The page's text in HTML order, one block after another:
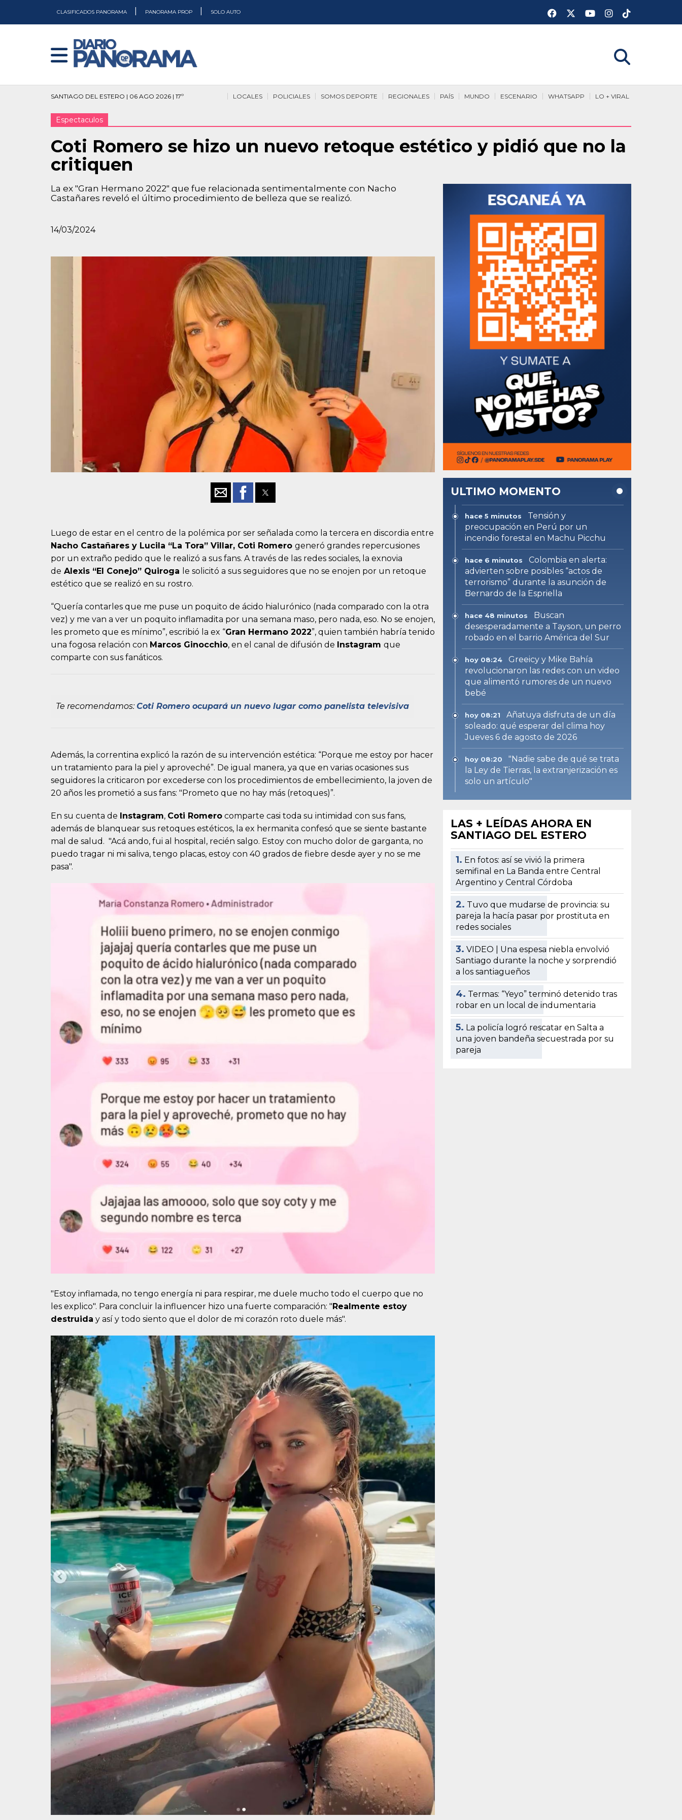
CLASIFICADOS PANORAMA PANORAMA PROP SOLO AUTO
SANTIAGO DEL ESTERO | 06 AGO 2026 | 17º LO + VIRAL
WHATSAPP
ESCENARIO
MUNDO
PAÍS
REGIONALES
SOMOS DEPORTE
POLICIALES
LOCALES
Espectaculos
Coti Romero se hizo un nuevo retoque estético y pidió que no la
critiquen
La ex "Gran Hermano 2022" que fue relacionada sentimentalmente con Nacho
Castañares reveló el último procedimiento de belleza que se realizó.
14/03/2024
Luego de estar en el centro de la polémica por ser señalada como la tercera en discordia entre
Nacho Castañares y Lucila “La Tora” Villar, Coti Romero generó grandes repercusiones
por un extraño pedido que le realizó a sus fans. A través de las redes sociales, la exnovia
de Alexis “El Conejo” Quiroga le solicitó a sus seguidores que no se enojen por un retoque
estético que se realizó en su rostro.
“Quería contarles que me puse un poquito de ácido hialurónico (nada comparado con la otra
vez) y me van a ver un poquito inflamadita por una semana maso, pero nada, eso. No se enojen,
les prometo que es mínimo”, escribió la ex “Gran Hermano 2022”, quien también habría tenido
una fogosa relación con Marcos Ginocchio, en el canal de difusión de Instagram que
comparte con sus fanáticos.
Te recomendamos:Coti Romero ocupará un nuevo lugar como panelista televisiva
Además, la correntina explicó la razón de su intervención estética: “Porque me estoy por hacer
un tratamiento para la piel y aproveché”. De igual manera, ya que en varias ocasiones sus
seguidores la criticaron por excederse con los procedimientos de embellecimiento, la joven de
20 años les prometió a sus fans: "Prometo que no hay más (retoques)”.
En su cuenta de Instagram, Coti Romero comparte casi toda su intimidad con sus fans,
además de blanquear sus retoques estéticos, la ex hermanita confesó que se siente bastante
mal de salud. "Acá ando, fui al hospital, recién salgo. Estoy con mucho dolor de garganta, no
puedo tragar ni mi saliva, tengo placas, estoy con 40 grados de fiebre desde ayer y no se me
pasa".
"Estoy inflamada, no tengo energía ni para respirar, me duele mucho todo el cuerpo que no
les explico". Para concluir la influencer hizo una fuerte comparación: "Realmente estoy
destruida y así y todo siento que el dolor de mi corazón roto duele más".
ULTIMO MOMENTO
hace 5 minutos
Tensión y
preocupación en Perú por un
incendio forestal en Machu Picchu
hace 6 minutos
Colombia en alerta:
advierten sobre posibles “actos de
terrorismo” durante la asunción de
Bernardo de la Espriella
hace 48 minutos
Buscan
desesperadamente a Tayson, un perro
robado en el barrio América del Sur
hoy 08:24
Greeicy y Mike Bahía
revolucionaron las redes con un video
que alimentó rumores de un nuevo
bebé
hoy 08:21
Añatuya disfruta de un día
soleado: qué esperar del clima hoy
Jueves 6 de agosto de 2026
hoy 08:20
"Nadie sabe de qué se trata
la Ley de Tierras, la extranjerización es
solo un artículo"
LAS + LEÍDAS AHORA EN
SANTIAGO DEL ESTERO
1. En fotos: así se vivió la primera
semifinal en La Banda entre Central
Argentino y Central Córdoba
2. Tuvo que mudarse de provincia: su
pareja la hacía pasar por prostituta en
redes sociales
3. VIDEO | Una espesa niebla envolvió
Santiago durante la noche y sorprendió
a los santiagueños
4. Termas: “Yeyo” terminó detenido tras
robar en un local de indumentaria
5. La policía logró rescatar en Salta a
una joven bandeña secuestrada por su
pareja